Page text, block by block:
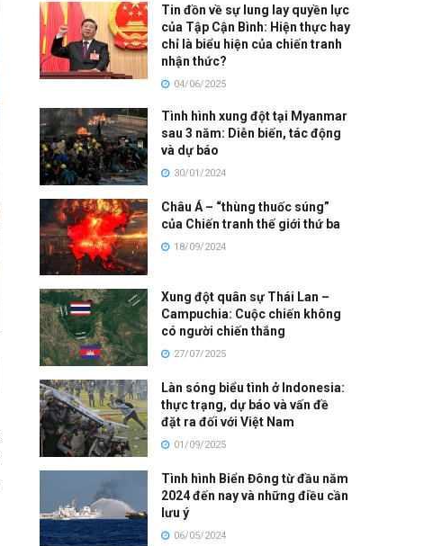
Tin đồn về sự lung lay quyền lực
của Tập Cận Bình: Hiện thực hay
chỉ là biểu hiện của chiến tranh
nhận thức?
04/06/2025
Tình hình xung đột tại Myanmar
sau 3 năm: Diễn biến, tác động
và dự báo
30/01/2024
Châu Á – “thùng thuốc súng”
của Chiến tranh thế giới thứ ba
18/09/2024
Xung đột quân sự Thái Lan –
Campuchia: Cuộc chiến không
có người chiến thắng
27/07/2025
Làn sóng biểu tình ở Indonesia:
thực trạng, dự báo và vấn đề
đặt ra đối với Việt Nam
01/09/2025
Tình hình Biển Đông từ đầu năm
2024 đến nay và những điều cần
lưu ý
06/05/2024